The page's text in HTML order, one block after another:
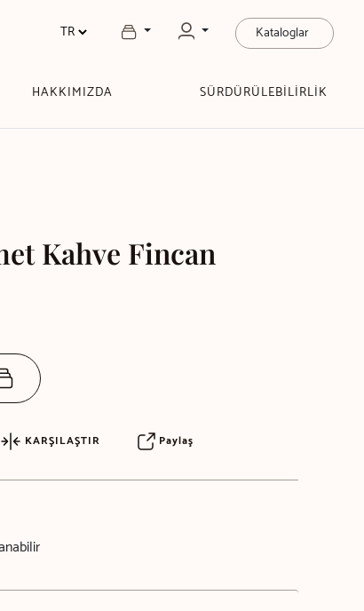
Kataloglar
HAKKIMIZDA SÜRDÜRÜLEBİLİRLİK
Kahve Fincan
KARŞILAŞTIR Paylaş